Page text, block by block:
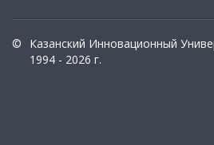
©
Казанский Инновационный
1994 - 2026 г.